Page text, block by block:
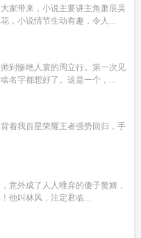
家带来，小说主要讲主角萧辰吴
，小说情节生动有趣，令人...
到惨绝人寰的周立行。第一次见
名字都想好了。这是一个，...
着我百星荣耀王者强势回归，手
意外成了人人唾弃的傻子赘婿，
他叫林风，注定君临...